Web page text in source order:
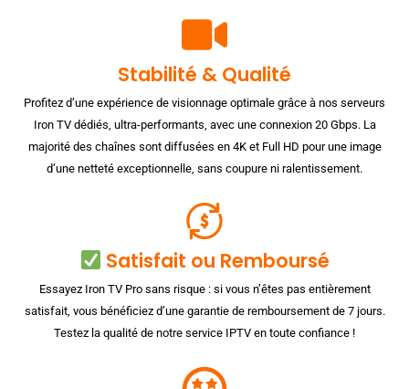
Stabilité & Qualité
Profitez d’une expérience de visionnage optimale grâce à nos serveurs
Iron TV dédiés, ultra-performants, avec une connexion 20 Gbps. La
majorité des chaînes sont diffusées en 4K et Full HD pour une image
d’une netteté exceptionnelle, sans coupure ni ralentissement.
Satisfait ou Remboursé
Essayez Iron TV Pro sans risque : si vous n’êtes pas entièrement
satisfait, vous bénéficiez d’une garantie de remboursement de 7 jours.
Testez la qualité de notre service IPTV en toute confiance !